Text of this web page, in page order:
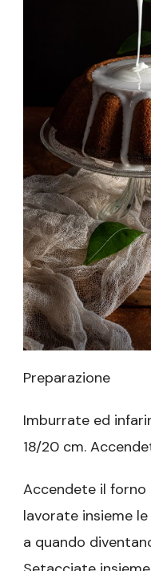
Preparazione
Imburrate ed
18/20 cm.
Accendete il forno
lavorate insieme
a quando